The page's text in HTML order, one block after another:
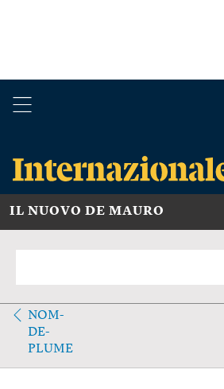
IL NUOVO DE MAURO
NOM-
DE-
PLUME